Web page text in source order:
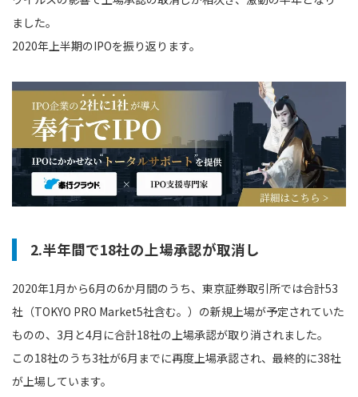
ました。
2020年上半期のIPOを振り返ります。
2.半年間で18社の上場承認が取消し
2020年1月から6月の6か月間のうち、東京証券取引所では合計53
社（TOKYO PRO Market5社含む。）の新規上場が予定されていた
ものの、3月と4月に合計18社の上場承認が取り消されました。
この18社のうち3社が6月までに再度上場承認され、最終的に38社
が上場しています。